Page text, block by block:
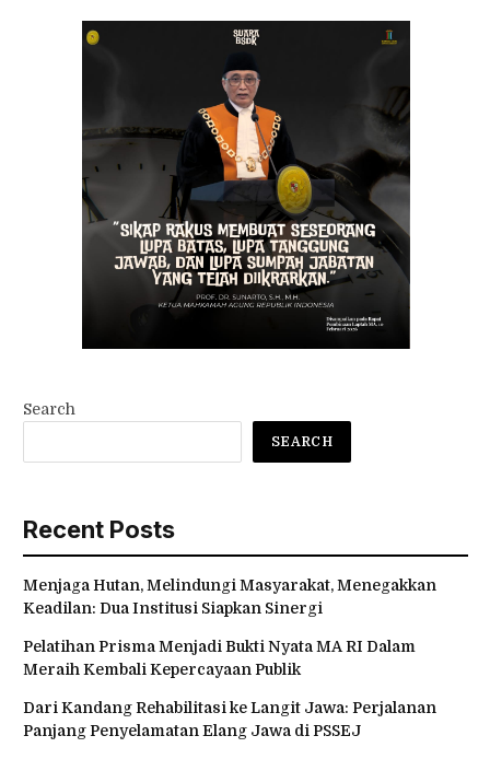
Search
SEARCH
Recent Posts
Menjaga Hutan, Melindungi Masyarakat, Menegakkan
Keadilan: Dua Institusi Siapkan Sinergi
Pelatihan Prisma Menjadi Bukti Nyata MA RI Dalam
Meraih Kembali Kepercayaan Publik
Dari Kandang Rehabilitasi ke Langit Jawa: Perjalanan
Panjang Penyelamatan Elang Jawa di PSSEJ